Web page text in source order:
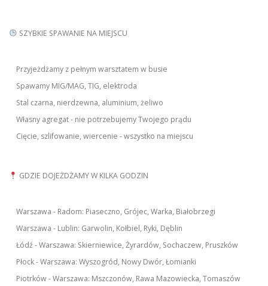
SZYBKIE SPAWANIE NA MIEJSCU
Przyjeżdżamy z pełnym warsztatem w busie
Spawamy MIG/MAG, TIG, elektroda
Stal czarna, nierdzewna, aluminium, żeliwo
Własny agregat - nie potrzebujemy Twojego prądu
Cięcie, szlifowanie, wiercenie - wszystko na miejscu
GDZIE DOJEŻDŻAMY W KILKA GODZIN
Warszawa - Radom: Piaseczno, Grójec, Warka, Białobrzegi
Warszawa - Lublin: Garwolin, Kołbiel, Ryki, Dęblin
Łódź - Warszawa: Skierniewice, Żyrardów, Sochaczew, Pruszków
Płock - Warszawa: Wyszogród, Nowy Dwór, Łomianki
Piotrków - Warszawa: Mszczonów, Rawa Mazowiecka, Tomaszów